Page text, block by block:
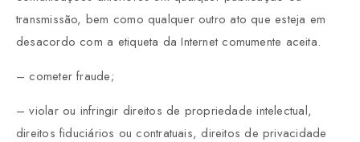
transmissão, bem como qualquer outro ato que esteja em
desacordo com a etiqueta da Internet comumente aceita.
– cometer fraude;
– violar ou infringir direitos de propriedade intelectual,
direitos fiduciários ou contratuais, direitos de privacidade